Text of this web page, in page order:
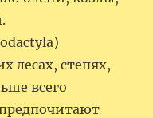
лесах, степях,
всего